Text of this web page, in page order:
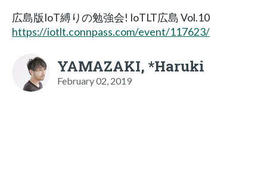
広島版IoT縛りの勉強会! IoTLT広島 Vol.10
https://iotlt.connpass.com/event/117623/
YAMAZAKI, *Haruki
February 02, 2019